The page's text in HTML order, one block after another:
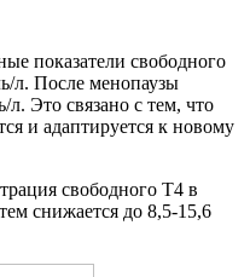
показатели свободного
л. После менопаузы
Это связано с тем, что
и адаптируется к новому